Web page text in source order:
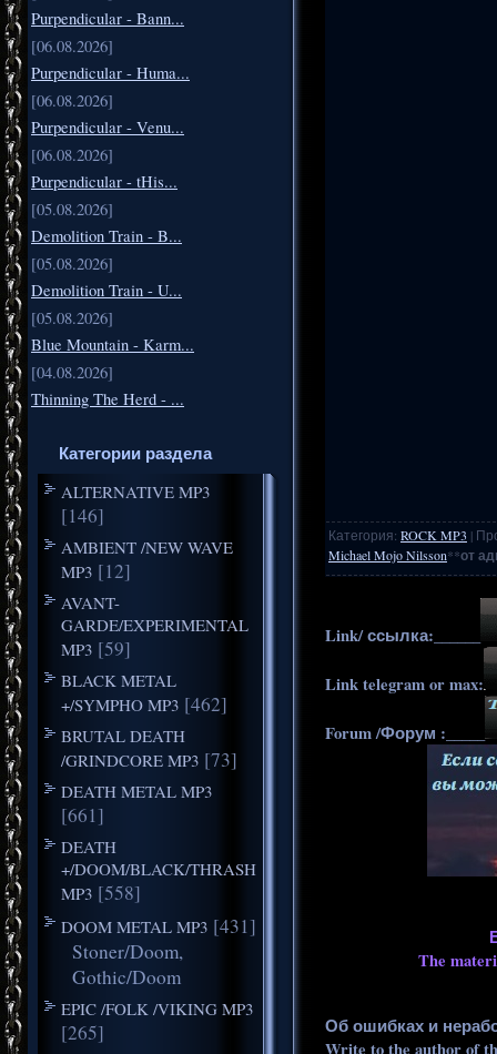
Purpendicular - Bann...
[06.08.2026]
Purpendicular - Huma...
[06.08.2026]
Purpendicular - Venu...
[06.08.2026]
Purpendicular - tHis...
[05.08.2026]
Demolition Train - B...
[05.08.2026]
Demolition Train - U...
[05.08.2026]
Blue Mountain - Karm...
[04.08.2026]
Thinning The Herd - ...
Категории раздела
ALTERNATIVE MP3
[146]
AMBIENT /NEW WAVE
MP3 [12]
AVANT-
GARDE/EXPERIMENTAL
MP3 [59]
BLACK METAL
+/SYMPHO MP3 [462]
BRUTAL DEATH
/GRINDCORE MP3 [73]
DEATH METAL MP3
[661]
DEATH
+/DOOM/BLACK/THRASH
MP3 [558]
DOOM METAL MP3 [431]
Stoner/Doom,
Gothic/Doom
EPIC /FOLK /VIKING MP3
[265]
Категория: ROCK MP3 |
Michael Mojo Nilsson**от
Link/ ссылка:______
Link telegram or max:
Forum /Форум :_____
The
Об ошибках и
Write to the author of